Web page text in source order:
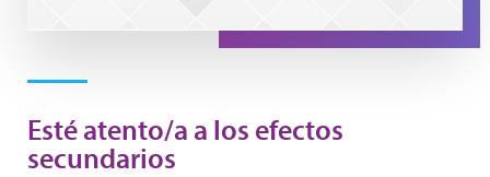
Play Video
Esté atento/a a los efectos
secundarios